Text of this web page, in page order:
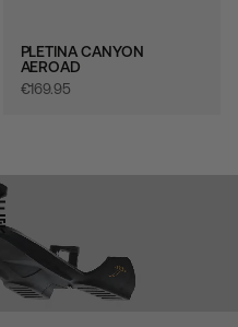
PLETINA CANYON
AEROAD
€‎169.95